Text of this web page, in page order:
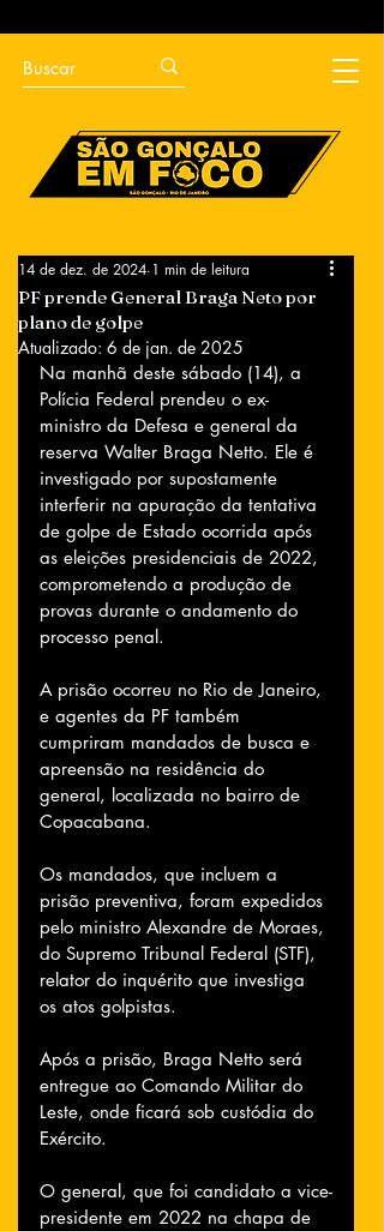
PF prende General Braga Neto por
plano de golpe
14 de dez. de 2024 1 min de leitura
Atualizado: 6 de jan. de 2025
Na manhã deste sábado (14), a
Polícia Federal prendeu o ex-
ministro da Defesa e general da
reserva Walter Braga Netto. Ele é
investigado por supostamente
interferir na apuração da tentativa
de golpe de Estado ocorrida após
as eleições presidenciais de 2022,
comprometendo a produção de
provas durante o andamento do
processo penal.
A prisão ocorreu no Rio de Janeiro,
e agentes da PF também
cumpriram mandados de busca e
apreensão na residência do
general, localizada no bairro de
Copacabana.
Os mandados, que incluem a
prisão preventiva, foram expedidos
pelo ministro Alexandre de Moraes,
do Supremo Tribunal Federal (STF),
relator do inquérito que investiga
os atos golpistas.
Após a prisão, Braga Netto será
entregue ao Comando Militar do
Leste, onde ficará sob custódia do
Exército.
O general, que foi candidato a vice-
presidente em 2022 na chapa de